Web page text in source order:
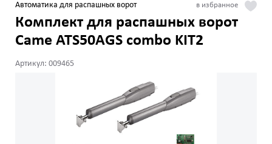
Автоматика для распашных ворот
Комплект для распашных ворот
Came ATS50АGS combo KIT2
Артикул: 009465